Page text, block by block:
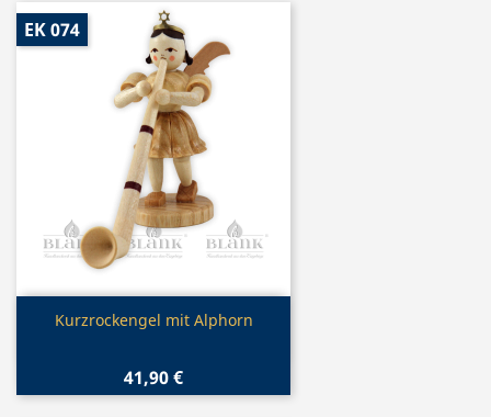
Vorschau
Kurzrockengel mit Alphorn
41,90 €
EK 074